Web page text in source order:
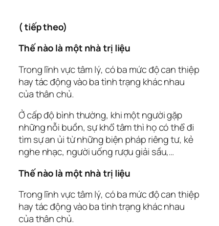
( tiếp theo)
Thế nào là một nhà trị liệu
Trong lĩnh vực tâm lý, có ba mức độ can thiệp
hay tác động vào ba tình trạng khác nhau
của thân chủ.
Ở cấp độ bình thường, khi một người gặp
những nỗi buồn, sự khổ tâm thì họ có thể đi
tìm sự an ủi từ những biện pháp riêng tư, kẻ
nghe nhạc, người uống rượu giải sầu,…
Thế nào là một nhà trị liệu
Trong lĩnh vực tâm lý, có ba mức độ can thiệp
hay tác động vào ba tình trạng khác nhau
của thân chủ.